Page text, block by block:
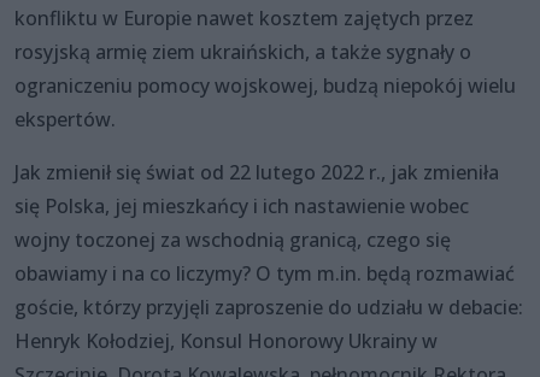
konfliktu w Europie nawet kosztem zajętych przez
rosyjską armię ziem ukraińskich, a także sygnały o
ograniczeniu pomocy wojskowej, budzą niepokój wielu
ekspertów.
Jak zmienił się świat od 22 lutego 2022 r., jak zmieniła
się Polska, jej mieszkańcy i ich nastawienie wobec
wojny toczonej za wschodnią granicą, czego się
obawiamy i na co liczymy? O tym m.in. będą rozmawiać
goście, którzy przyjęli zaproszenie do udziału w debacie:
Henryk Kołodziej, Konsul Honorowy Ukrainy w